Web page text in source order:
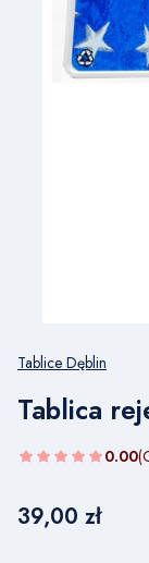
Tablice Dęblin
Tablica
0.00
Cena
39,00 zł